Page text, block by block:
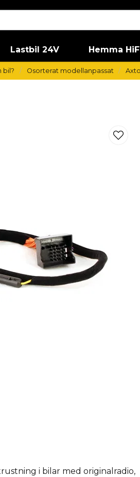
Lastbil 24V Hemma
bil? Osorterat modellanpassat
i bilar med originalradio,